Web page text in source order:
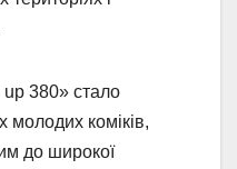
380» стало
коміків,
до широкої